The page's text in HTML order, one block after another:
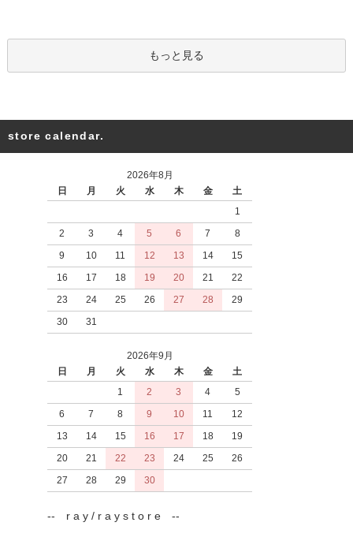
もっと見る
store calendar.
2026年8月
日
月 火 水 木 金
土
1
2
3 4 5 6 7
8
9
10 11 12 13 14
15
16
17 18 19 20 21
22
23
24 25 26 27 28
29
30
31
2026年9月
日
月 火 水 木 金
土
1
2 3 4
5
6
7 8 9 10 11
12
13
14 15 16 17 18
19
20
21 22 23 24 25
26
27
28 29 30
-- r a y / r a y s t o r e --